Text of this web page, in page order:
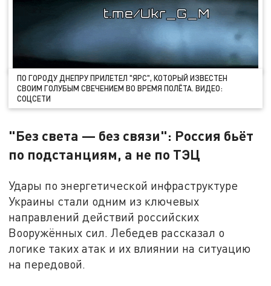
ПО ГОРОДУ ДНЕПРУ ПРИЛЕТЕЛ "ЯРС", КОТОРЫЙ ИЗВЕСТЕН
СВОИМ ГОЛУБЫМ СВЕЧЕНИЕМ ВО ВРЕМЯ ПОЛЁТА. ВИДЕО:
СОЦСЕТИ
"Без света — без связи": Россия бьёт
по подстанциям, а не по ТЭЦ
Удары по энергетической инфраструктуре
Украины стали одним из ключевых
направлений действий российских
Вооружённых сил. Лебедев рассказал о
логике таких атак и их влиянии на ситуацию
на передовой.